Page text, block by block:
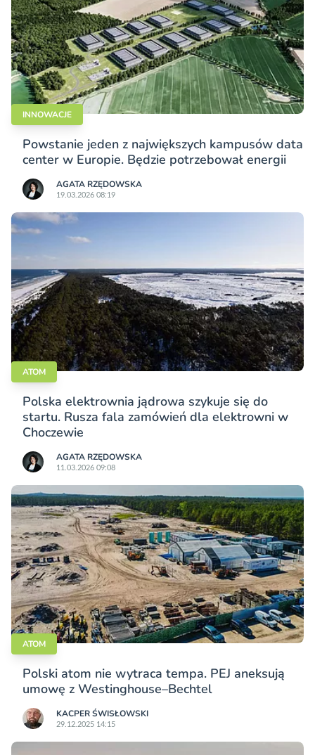
INNOWACJE
Powstanie jeden z największych kampusów data
center w Europie. Będzie potrzebował energii
AGATA RZĘDOWSKA
19.03.2026 08:19
ATOM
Polska elektrownia jądrowa szykuje się do
startu. Rusza fala zamówień dla elektrowni w
Choczewie
AGATA RZĘDOWSKA
11.03.2026 09:08
ATOM
Polski atom nie wytraca tempa. PEJ aneksują
umowę z Westinghouse–Bechtel
KACPER ŚWISŁO­WSKI
29.12.2025 14:15